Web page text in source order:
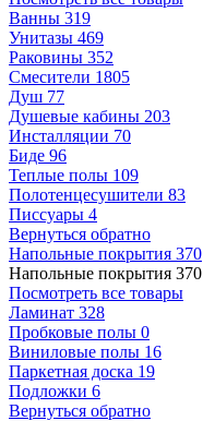
Ванны 319
Унитазы 469
Раковины 352
Смесители 1805
Душ 77
Душевые кабины 203
Инсталляции 70
Биде 96
Теплые полы 109
Полотенцесушители 83
Писсуары 4
Вернуться обратно
Напольные покрытия 370
Напольные покрытия 370
Посмотреть все товары
Ламинат 328
Пробковые полы 0
Виниловые полы 16
Паркетная доска 19
Подложки 6
Вернуться обратно